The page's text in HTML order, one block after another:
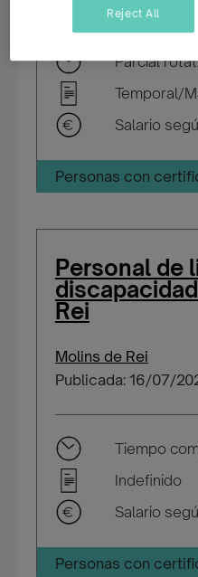
Parcial
Temporal/
Salario
Personas con
Personal de
Rei
Molins de Rei
Publicada: 16/07/
Tiempo
Indefinido
Salario
Personas con
Reject All